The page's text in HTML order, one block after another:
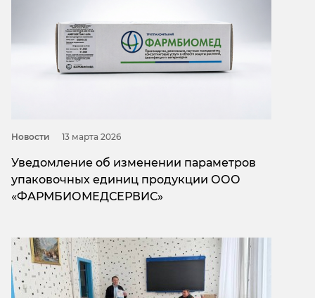
Новости 13 мартa 2026
Уведомление об изменении параметров
упаковочных единиц продукции ООО
«ФАРМБИОМЕДСЕРВИС»